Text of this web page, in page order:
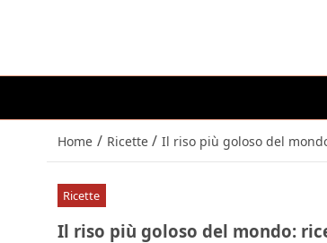
Home / Ricette / Il riso più goloso del
Ricette
Il riso più goloso del mondo: